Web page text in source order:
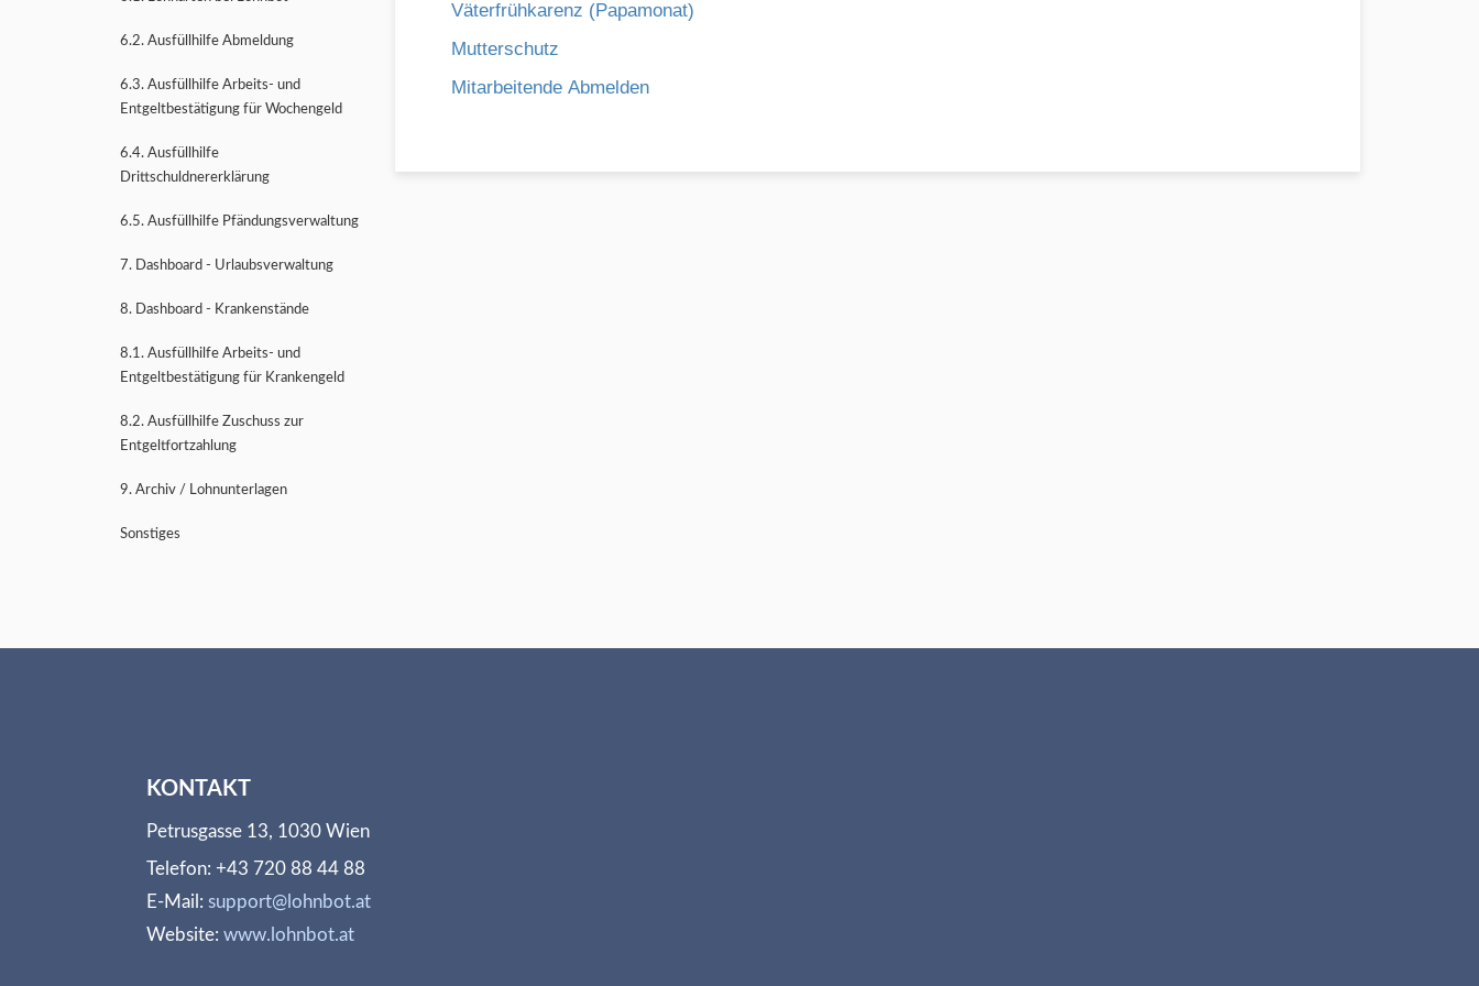
6.2. Ausfüllhilfe Abmeldung
6.3. Ausfüllhilfe Arbeits- und
Entgeltbestätigung für Wochengeld
6.4. Ausfüllhilfe
Drittschuldnererklärung
6.5. Ausfüllhilfe Pfändungsverwaltung
7. Dashboard - Urlaubsverwaltung
8. Dashboard - Krankenstände
8.1. Ausfüllhilfe Arbeits- und
Entgeltbestätigung für Krankengeld
8.2. Ausfüllhilfe Zuschuss zur
Entgeltfortzahlung
9. Archiv / Lohnunterlagen
Sonstiges
Väterfrühkarenz (Papamonat)
Mutterschutz
Mitarbeitende Abmelden
KONTAKT
Petrusgasse 13, 1030 Wien
Telefon: +43 720 88 44 88
E-Mail: support@lohnbot.at
Website: www.lohnbot.at